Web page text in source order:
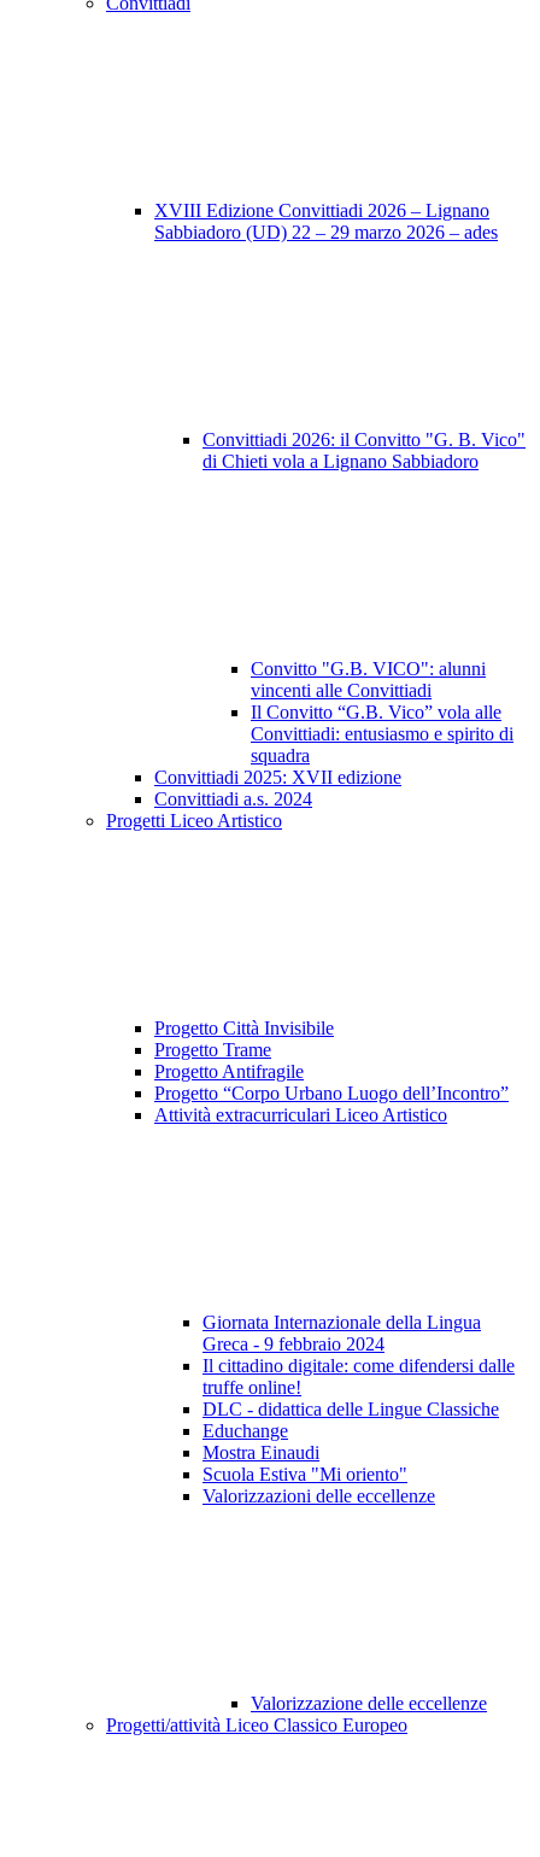
XVIII Edizione Convittiadi 2026 – Lignano
Sabbiadoro (UD) 22 – 29 marzo 2026 – ades
Convittiadi 2026: il Convitto "G. B. Vico"
di Chieti vola a Lignano Sabbiadoro
Convitto "G.B. VICO": alunni
vincenti alle Convittiadi
Il Convitto “G.B. Vico” vola alle
Convittiadi: entusiasmo e spirito di
squadra
Convittiadi 2025: XVII edizione
Convittiadi a.s. 2024
Progetti Liceo Artistico
Progetto Città Invisibile
Progetto Trame
Progetto Antifragile
Progetto “Corpo Urbano Luogo dell’Incontro”
Attività extracurriculari Liceo Artistico
Giornata Internazionale della Lingua
Greca - 9 febbraio 2024
Il cittadino digitale: come difendersi dalle
truffe online!
DLC - didattica delle Lingue Classiche
Educhange
Mostra Einaudi
Scuola Estiva "Mi oriento"
Valorizzazioni delle eccellenze
Valorizzazione delle eccellenze
Progetti/attività Liceo Classico Europeo